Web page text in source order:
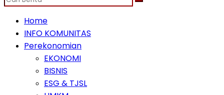
Home
INFO KOMUNITAS
Perekonomian
EKONOMI
BISNIS
ESG & TJSL